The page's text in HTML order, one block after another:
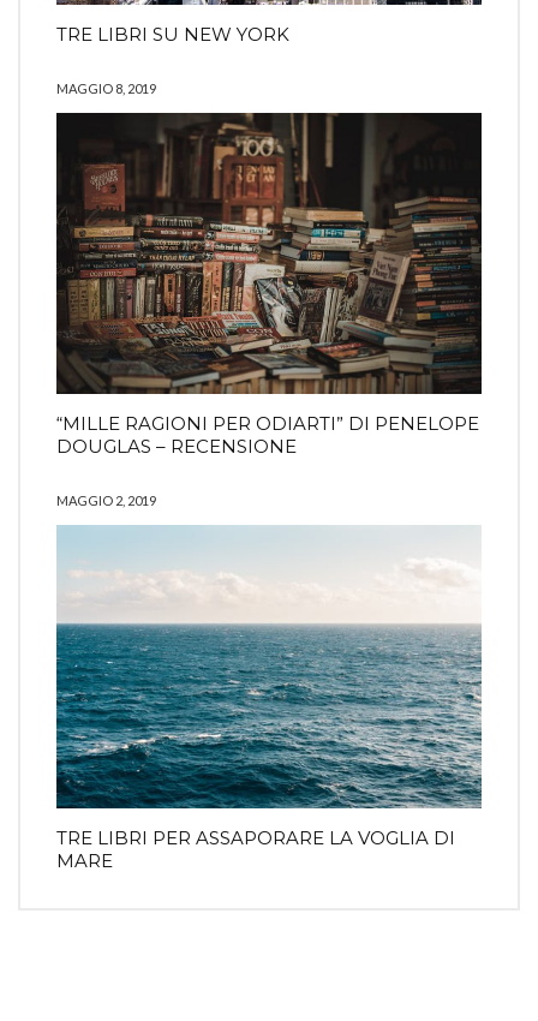
TRE LIBRI SU NEW YORK
MAGGIO 8, 2019
“MILLE RAGIONI PER ODIARTI” DI PENELOPE
DOUGLAS – RECENSIONE
MAGGIO 2, 2019
TRE LIBRI PER ASSAPORARE LA VOGLIA DI
MARE